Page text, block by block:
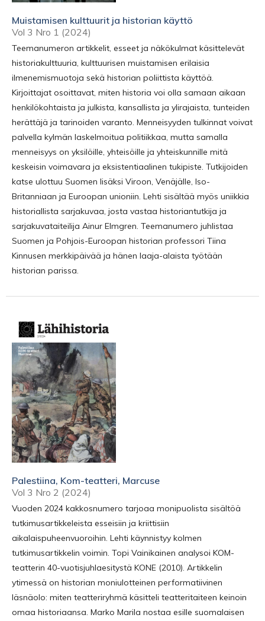
Muistamisen kulttuurit ja historian käyttö
Vol 3 Nro 1 (2024)
Teemanumeron artikkelit, esseet ja näkökulmat käsittelevät
historiakulttuuria, kulttuurisen muistamisen erilaisia
ilmenemismuotoja sekä historian poliittista käyttöä.
Kirjoittajat osoittavat, miten historia voi olla samaan aikaan
henkilökohtaista ja julkista, kansallista ja ylirajaista, tunteiden
herättäjä ja tarinoiden varanto. Menneisyyden tulkinnat voivat
palvella kylmän laskelmoitua politiikkaa, mutta samalla
menneisyys on yksilöille, yhteisöille ja yhteiskunnille mitä
keskeisin voimavara ja eksistentiaalinen tukipiste. Tutkijoiden
katse ulottuu Suomen lisäksi Viroon, Venäjälle, Iso-
Britanniaan ja Euroopan unioniin. Lehti sisältää myös uniikkia
historiallista sarjakuvaa, josta vastaa historiantutkija ja
sarjakuvataiteilija Ainur Elmgren. Teemanumero juhlistaa
Suomen ja Pohjois-Euroopan historian professori Tiina
Kinnusen merkkipäivää ja hänen laaja-alaista työtään
historian parissa.
Palestiina, Kom-teatteri, Marcuse
Vol 3 Nro 2 (2024)
Vuoden 2024 kakkosnumero tarjoaa monipuolista sisältöä
tutkimusartikkeleista esseisiin ja kriittisiin
aikalaispuheenvuoroihin. Lehti käynnistyy kolmen
tutkimusartikkelin voimin. Topi Vainikainen analysoi KOM-
teatterin 40-vuotisjuhlaesitystä KONE (2010). Artikkelin
ytimessä on historian moniulotteinen performatiivinen
läsnäolo: miten teatteriryhmä käsitteli teatteritaiteen keinoin
omaa historiaansa. Marko Marila nostaa esille suomalaisen